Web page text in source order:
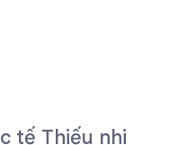
tế Thiếu nhi